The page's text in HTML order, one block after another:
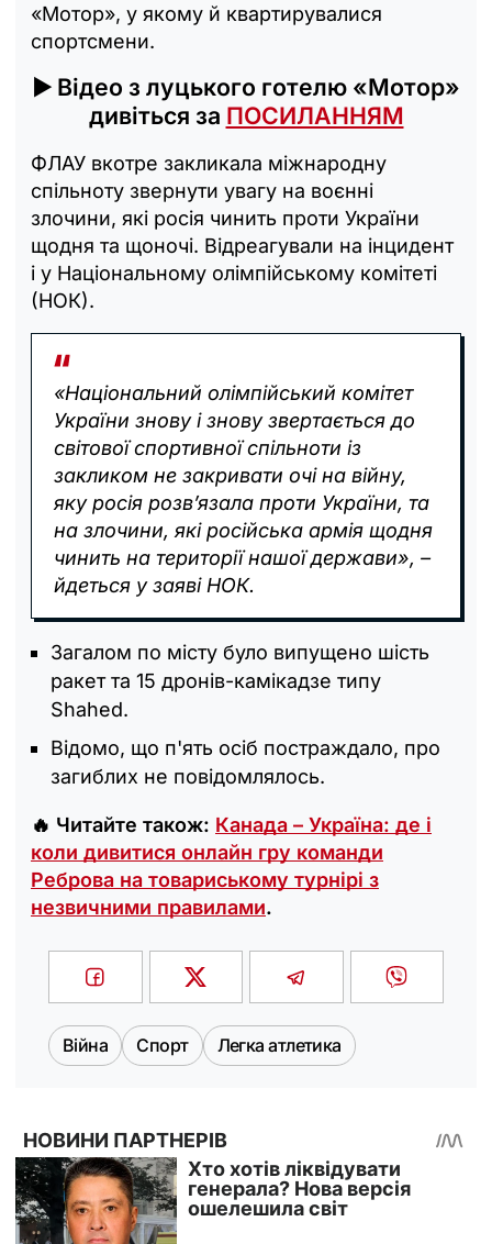
«Мотор», у якому й квартирувалися
спортсмени.
▶️ Відео з луцького готелю «Мотор»
дивіться за ПОСИЛАННЯМ
ФЛАУ вкотре закликала міжнародну
спільноту звернути увагу на воєнні
злочини, які росія чинить проти України
щодня та щоночі. Відреагували на інцидент
і у Національному олімпійському комітеті
(НОК).
«Національний олімпійський комітет
України знову і знову звертається до
світової спортивної спільноти із
закликом не закривати очі на війну,
яку росія розв’язала проти України, та
на злочини, які російська армія щодня
чинить на території нашої держави», –
йдеться у заяві НОК.
Загалом по місту було випущено шість
ракет та 15 дронів-камікадзе типу
Shahed.
Відомо, що п'ять осіб постраждало, про
загиблих не повідомлялось.
🔥 Читайте також: Канада – Україна: де і
коли дивитися онлайн гру команди
Реброва на товариському турнірі з
незвичними правилами.
Війна Спорт Легка атлетика